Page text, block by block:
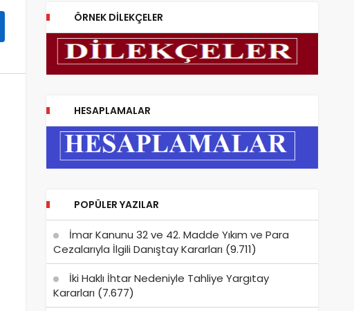
ÖRNEK DILEKÇELER
HESAPLAMALAR
POPÜLER YAZILAR
İmar Kanunu 32 ve 42. Madde Yıkım ve Para
Cezalarıyla İlgili Danıştay Kararları (9.711)
İki Haklı İhtar Nedeniyle Tahliye Yargıtay
Kararları (7.677)